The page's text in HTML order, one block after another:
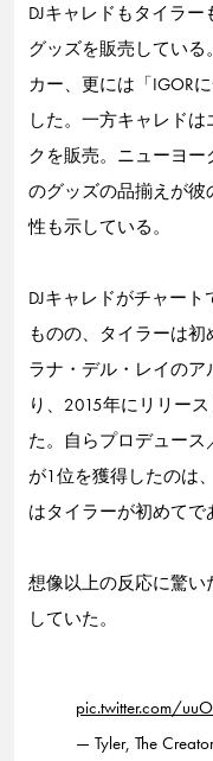
DJキャレドもタイラ
グッズを販売している
カー、更には「IGOR
した。一方キャレド
クを販売。ニューヨ
のグッズの品揃えが
性も示している。
DJキャレドがチャー
ものの、タイラーは初
ラナ・デル・レイの
り、2015年にリリー
た。自らプロデュー
が1位を獲得したのは
はタイラーが初めてで
想像以上の反応に驚
していた。
pic.twitter.com/
— Tyler, The